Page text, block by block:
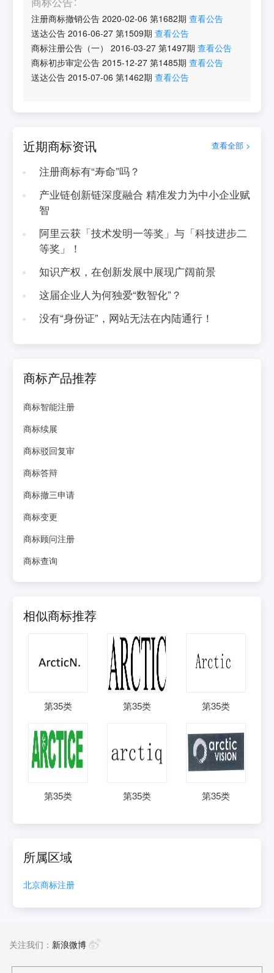
注册商标撤销公告 2020-02-06 第1682期 查看公告
送达公告 2016-06-27 第1509期 查看公告
商标注册公告（一）
2016-03-27 第1497期 查看公告
商标初步审定公告 2015-12-27 第1485期 查看公告
送达公告 2015-07-06 第1462期 查看公告
近期商标资讯 查看全部 >
注册商标有“寿命”吗？
产业链创新链深度融合 精准发力为中小企业赋
智
阿里云获「技术发明一等奖」与「科技进步二
等奖」！
知识产权，在创新发展中展现广阔前景
这届企业人为何独爱“数智化”？
没有“身份证”，网站无法在内陆通行！
商标产品推荐
商标智能注册
商标续展
商标驳回复审
商标答辩
商标撤三申请
商标变更
商标顾问注册
商标查询
相似商标推荐
第35类 第35类 第35类
第35类 第35类 第35类
所属区域
北京商标注册